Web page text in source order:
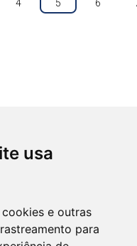
usa
e outras
para
4 5 6
SUL